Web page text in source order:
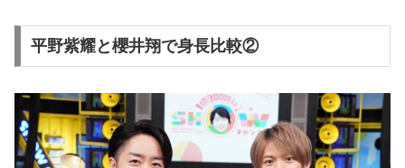
平野紫耀と櫻井翔で身長比較②